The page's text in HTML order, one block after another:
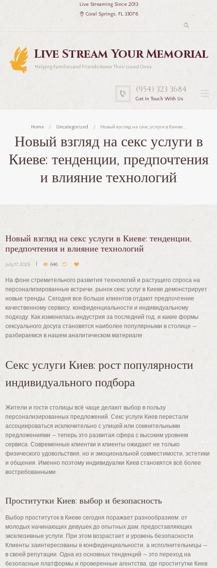
Live Streaming Since 2013
Coral Springs, FL 33076
Live Stream Your Memorial
Helping Families and Friends Honor Their Loved Ones
(954) 323 3684
Get In Touch With Us
Home Uncategorized Новый взгляд на секс услуги в Киеве...
Новый взгляд на секс услуги в
Киеве: тенденции, предпочтения
и влияние технологий
Новый взгляд на секс услуги в Киеве: тенденции,
предпочтения и влияние технологий
July 17, 2025 646
На фоне стремительного развития технологий и растущего спроса на
персонализированные встречи, рынок секс услуг в Киеве демонстрирует
новые тренды. Сегодня все больше клиентов отдают предпочтение
качественному сервису, конфиденциальности и индивидуальному
подходу. Как изменилась индустрия за последний год, и какие формы
сексуального досуга становятся наиболее популярными в столице —
разбираемся в нашем аналитическом материале.
Секс услуги Киев: рост популярности
индивидуального подбора
Жители и гости столицы всё чаще делают выбор в пользу
персонализированных предложений. Секс услуги Киев перестали
ассоциироваться исключительно с улицей или сомнительными
предложениями — теперь это развитая сфера с высоким уровнем
сервиса. Современные клиентки и клиенты ожидают не только
физического удовольствия, но и эмоциональной совместимости, эстетики
и общения. Именно поэтому индивидуалки Киев становятся всё более
востребованными.
Проститутки Киев: выбор и безопасность
Выбор проституток в Киеве сегодня поражает разнообразием: от
молодых начинающих девушек до опытных дам, предоставляющих
эксклюзивные услуги. При этом возрастает и уровень безопасности.
Клиенты заинтересованы в конфиденциальности, а исполнительницы —
в своей репутации. Одна из основных тенденций — это переход на
безопасные платформы и проверенные агентства, где проститутки Киев